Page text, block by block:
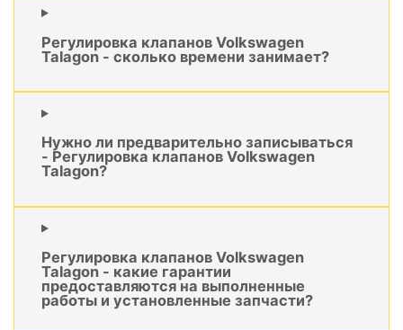
Регулировка клапанов Volkswagen
Talagon - сколько времени занимает?
Нужно ли предварительно записываться
- Регулировка клапанов Volkswagen
Talagon?
Регулировка клапанов Volkswagen
Talagon - какие гарантии
предоставляются на выполненные
работы и установленные запчасти?